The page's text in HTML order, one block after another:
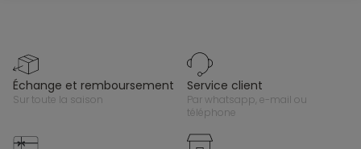
échange et remboursement
sur toute la saison
service client
par whatsapp, e-mail ou
téléphone